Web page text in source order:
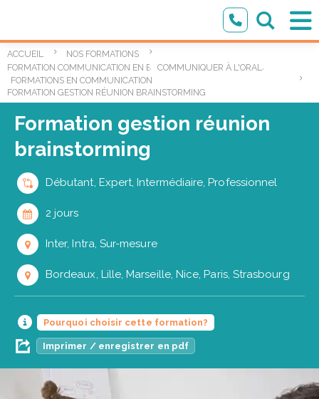
ACCUEIL
NOS FORMATIONS
FORMATION COMMUNICATION EN ENTREPRISE
, COMMUNIQUER À L'ORAL ,
FORMATIONS EN COMMUNICATION ÉCRITE ET ORALE
FORMATION GESTION RÉUNION BRAINSTORMING
Formation gestion réunion
brainstorming
Débutant, Expert, Intermédiaire, Professionnel
2 jours
Inter, Intra, Sur-mesure
Bordeaux, Lille, Marseille, Nice, Paris, Strasbourg
Pourquoi choisir cette formation?
Imprimer / enregistrer en pdf